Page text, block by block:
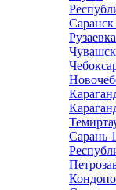
Саранск
Рузаевка
Сарань 1